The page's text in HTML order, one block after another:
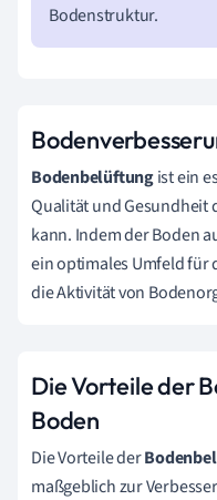
Bodenstruktur.
Bodenbelüftungist ein
Qualität und Gesundheit
kann. Indem der Boden
ein optimales Umfeld für
die Aktivität von
Die Vorteile der
Boden
Die Vorteile der
maßgeblich zur